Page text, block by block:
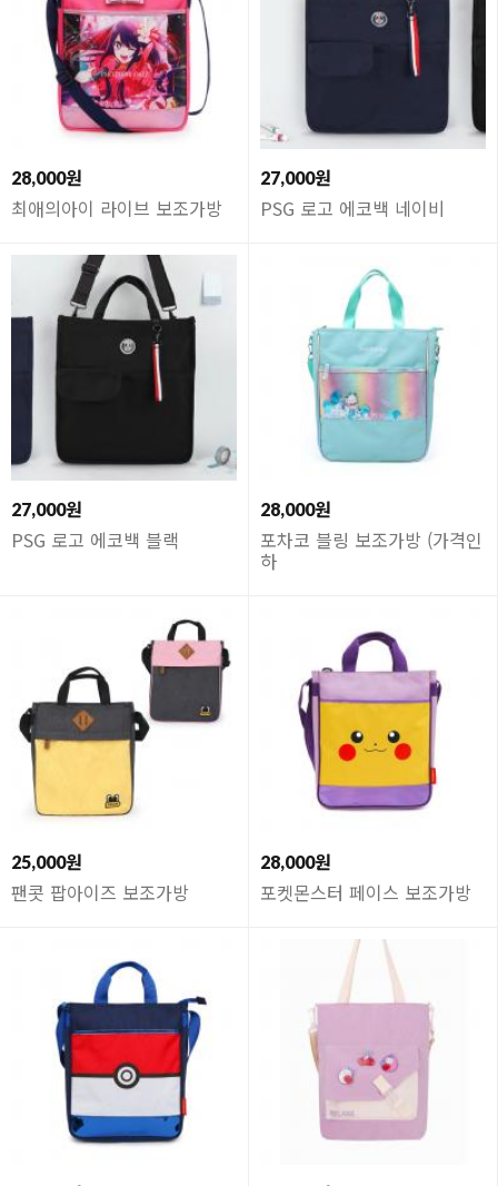
28,000원
최애의아이 라이브 보조가방
27,000원
PSG 로고 에코백 네이비
27,000원
PSG 로고 에코백 블랙
28,000원
포차코 블링 보조가방 (가격인
하
25,000원
팬콧 팝아이즈 보조가방
28,000원
포켓몬스터 페이스 보조가방